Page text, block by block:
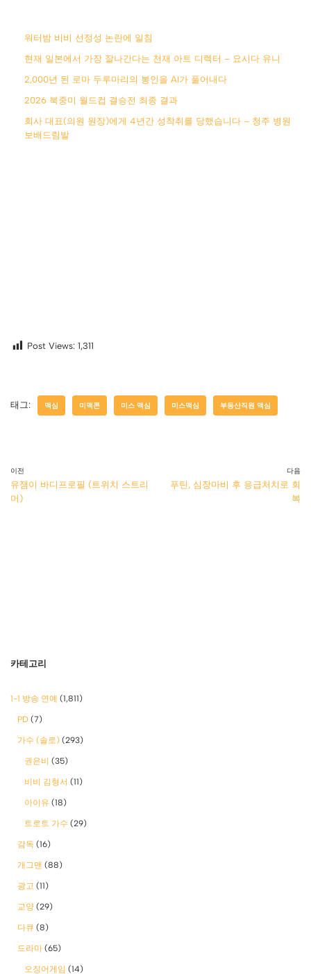
워터밤 비비 선정성 논란에 일침
현재 일본에서 가장 잘나간다는 천재 아트 디렉터 – 요시다 유니
2,000년 된 로마 두루마리의 봉인을 AI가 풀어내다
2026 북중미 월드컵 결승전 최종 결과
회사 대표(의원 원장)에게 4년간 성착취를 당했습니다 – 청주 병원
보배드림발
Post Views: 1,311
태그: 맥심 미맥콘 미스 맥심 미스맥심 부동산직원 맥심
이전
유잼이 바디프로필 (트위치 스트리
머)
다음
푸틴, 심장마비 후 응급처치로 회
복
카테고리
1-1 방송 연예 (1,811)
PD (7)
가수 (솔로) (293)
권은비 (35)
비비 김형서 (11)
아이유 (18)
트로트 가수 (29)
감독 (16)
개그맨 (88)
광고 (11)
교양 (29)
다큐 (8)
드라마 (65)
오징어게임 (14)